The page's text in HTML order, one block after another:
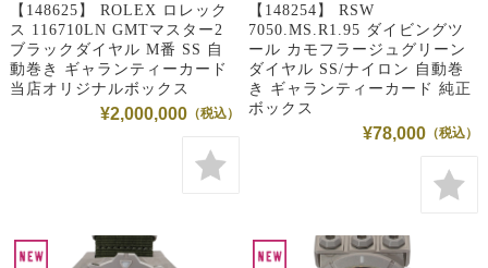
【148625】 ROLEX ロレック
ス 116710LN GMTマスター2
ブラックダイヤル M番 SS 自
動巻き ギャランティーカード
当店オリジナルボックス
¥2,000,000
【148254】 RSW
7050.MS.R1.95 ダイビングツ
ール カモフラージュグリーン
ダイヤル SS/ナイロン 自動巻
き ギャランティーカード 純正
ボックス
¥78,000